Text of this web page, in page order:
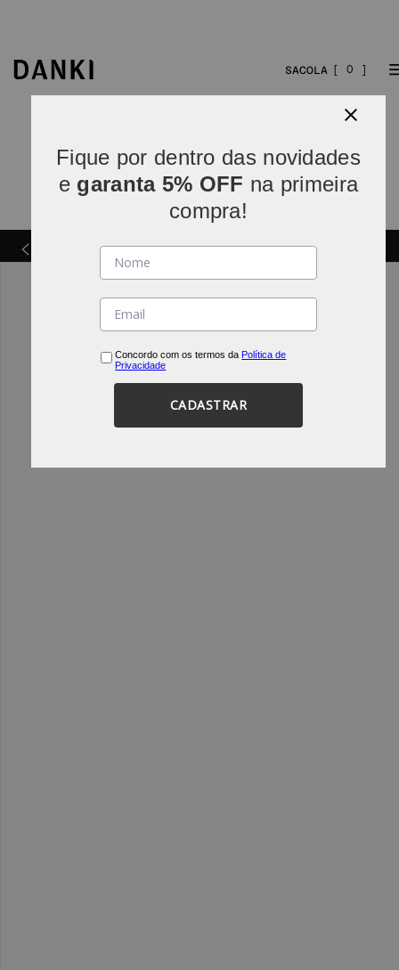
0
Fique por dentro das novidades
e garanta 5% OFF na primeira
compra!
Concordo com os termos da Política de
Privacidade
CADASTRAR